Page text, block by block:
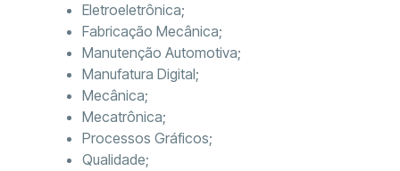
Eletroeletrônica;
Fabricação Mecânica;
Manutenção Automotiva;
Manufatura Digital;
Mecânica;
Mecatrônica;
Processos Gráficos;
Qualidade;